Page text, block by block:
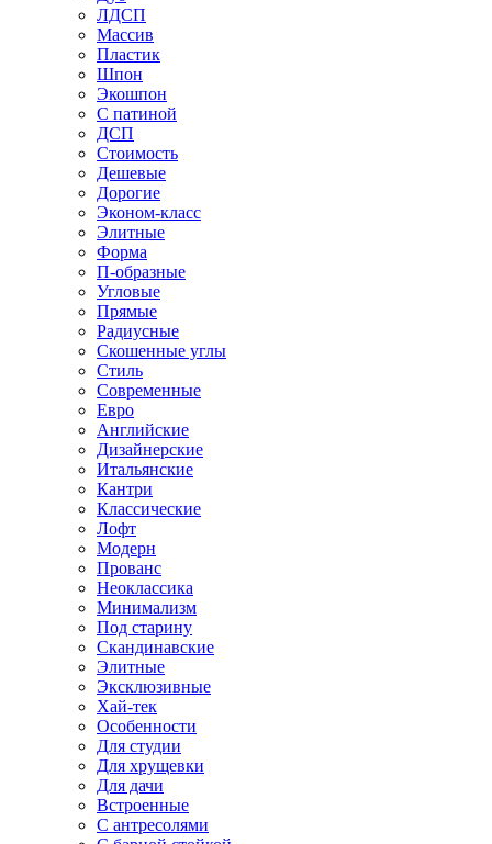
ЛДСП
Массив
Пластик
Шпон
Экошпон
С патиной
ДСП
Стоимость
Дешевые
Дорогие
Эконом-класс
Элитные
Форма
П-образные
Угловые
Прямые
Радиусные
Скошенные углы
Стиль
Современные
Евро
Английские
Дизайнерские
Итальянские
Кантри
Классические
Лофт
Модерн
Прованс
Неоклассика
Минимализм
Под старину
Скандинавские
Элитные
Эксклюзивные
Хай-тек
Особенности
Для студии
Для хрущевки
Для дачи
Встроенные
С антресолями